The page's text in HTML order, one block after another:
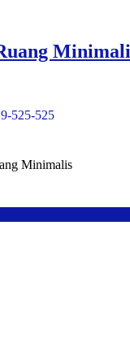
525-525
Minimalis